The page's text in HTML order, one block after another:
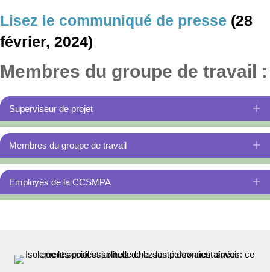
Lisez le communiqué de presse (28
février, 2024)
Membres du groupe de travail :
Superviseur de projet
Membres du groupe de travail
Employés de la CCSMPA